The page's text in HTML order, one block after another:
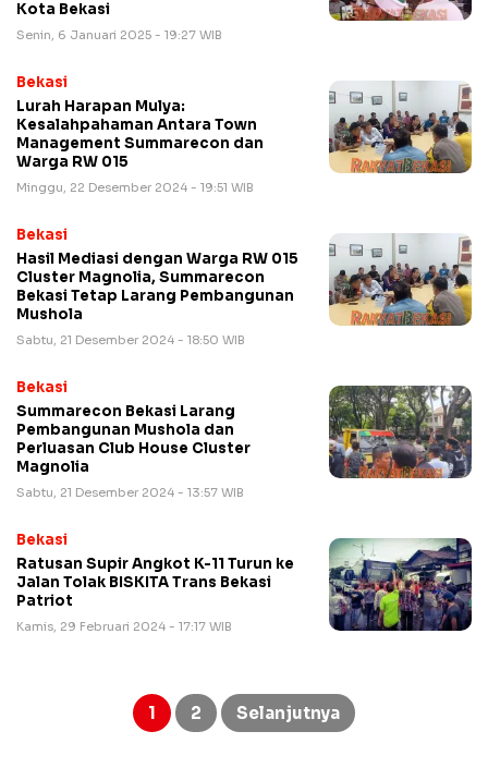
Kota Bekasi
Senin, 6 Januari 2025 - 19:27 WIB
Bekasi
Lurah Harapan Mulya:
Kesalahpahaman Antara Town
Management Summarecon dan
Warga RW 015
Minggu, 22 Desember 2024 - 19:51 WIB
Bekasi
Hasil Mediasi dengan Warga RW 015
Cluster Magnolia, Summarecon
Bekasi Tetap Larang Pembangunan
Mushola
Sabtu, 21 Desember 2024 - 18:50 WIB
Bekasi
Summarecon Bekasi Larang
Pembangunan Mushola dan
Perluasan Club House Cluster
Magnolia
Sabtu, 21 Desember 2024 - 13:57 WIB
Bekasi
Ratusan Supir Angkot K-11 Turun ke
Jalan Tolak BISKITA Trans Bekasi
Patriot
Kamis, 29 Februari 2024 - 17:17 WIB
Paginasi
1 2 Selanjutnya